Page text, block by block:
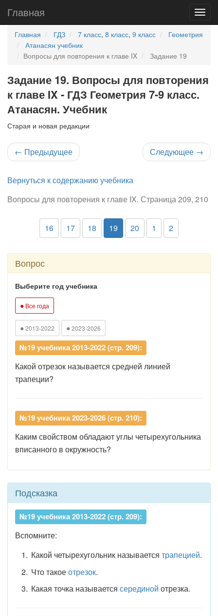
Главная
Главная ГДЗ 7 класс, 8 класс, 9 класс
Геометрия
Атанасян учебник
Вопросы для повторения к главе IX
Задание 19
Задание 19. Вопросы для повторения
к главе IX - ГДЗ Геометрия 7-9 класс.
Атанасян. Учебник
Старая и новая редакции
← Предыдущее Следующее →
Вернуться к содержанию учебника
Вопросы для повторения к главе IX. Страница 209, 210
16 17 18 19 20 1 2
Вопрос
Выберите год учебника
● Все года
● 2013-2022 ● 2023-2026
№19 учебника 2013-2022 (стр. 209):
Какой отрезок называется средней линией
трапеции?
№19 учебника 2023-2026 (стр. 210):
Каким свойством обладают углы четырехугольника
вписанного в окружность?
Подсказка
№19 учебника 2013-2022 (стр. 209):
Вспомните:
Какой четырехугольник называется трапецией.
Что такоеотрезок.
Какая точка называется серединой отрезка.